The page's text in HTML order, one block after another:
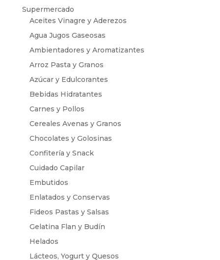
Supermercado
Aceites Vinagre y Aderezos
Agua Jugos Gaseosas
Ambientadores y Aromatizantes
Arroz Pasta y Granos
Azúcar y Edulcorantes
Bebidas Hidratantes
Carnes y Pollos
Cereales Avenas y Granos
Chocolates y Golosinas
Confitería y Snack
Cuidado Capilar
Embutidos
Enlatados y Conservas
Fideos Pastas y Salsas
Gelatina Flan y Budín
Helados
Lácteos, Yogurt y Quesos